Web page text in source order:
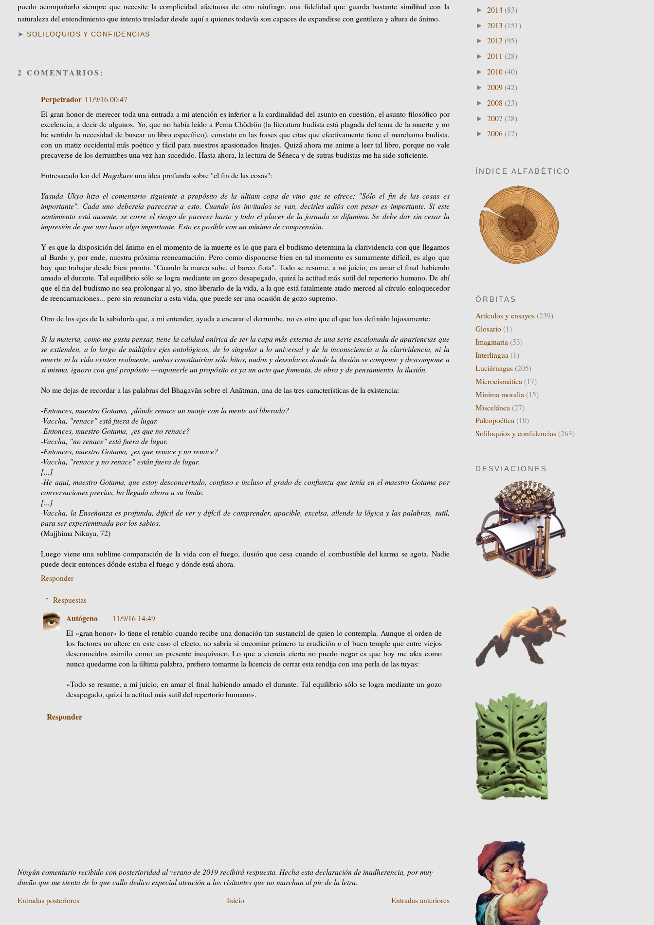
puedo acompañarlo siempre que necesite la complicidad afectuosa de otro náufrago, una fidelidad que guarda bastante similitud con la
naturaleza del entendimiento que intento trasladar desde aquí a quienes todavía son capaces de expandirse con gentileza y altura de ánimo.
➤SOLILOQUIOS Y CONFIDENCIAS
2 COMENTARIOS:
Perpetrador 11/9/16 00:47
El gran honor de merecer toda una entrada a mi atención es inferior a la cardinalidad del asunto en cuestión, el asunto filosófico por
excelencia, a decir de algunos. Yo, que no había leído a Pema Chödrön (la literatura budista está plagada del tema de la muerte y no
he sentido la necesidad de buscar un libro específico), constato en las frases que citas que efectivamente tiene el marchamo budista,
con un matiz occidental más poético y fácil para nuestros apasionados linajes. Quizá ahora me anime a leer tal libro, porque no vale
precaverse de los derrumbes una vez han sucedido. Hasta ahora, la lectura de Séneca y de sutras budistas me ha sido suficiente.
Entresacado leo del Hagakureuna idea profunda sobre "el fin de las cosas":
Yasuda Ukyo hizo el comentario siguiente a propósito de la últiam copa de vino que se ofrece: "Sólo el fin de las cosas es
importante". Cada uno debereía parecerse a esto. Cuando los invitados se van, decirles adiós con pesar es importante. Si este
sentimiento está ausente, se corre el riesgo de parecer harto y todo el placer de la jornada se difumina. Se debe dar sin cesar la
impresión de que uno hace algo importante. Esto es posible con un mínimo de comprensión.
Y es que la disposición del ánimo en el momento de la muerte es lo que para el budismo determina la clarividencia con que llegamos
al Bardo y, por ende, nuestra próxima reencarnación. Pero como disponerse bien en tal momento es sumamente difícil, es algo que
hay que trabajar desde bien pronto. "Cuando la marea sube, el barco flota". Todo se resume, a mi juicio, en amar el final habiendo
amado el durante. Tal equilibrio sólo se logra mediante un gozo desapegado, quizá la actitud más sutil del repertorio humano. De ahí
que el fin del budismo no sea prolongar al yo, sino liberarlo de la vida, a la que está fatalmente atado merced al círculo enloquecedor
de reencarnaciones... pero sin renunciar a esta vida, que puede ser una ocasión de gozo supremo.
Otro de los ejes de la sabiduría que, a mi entender, ayuda a encarar el derrumbe, no es otro que el que has definido lujosamente:
Si la materia, como me gusta pensar, tiene la calidad onírica de ser la capa más externa de una serie escalonada de apariencias que
se extienden, a lo largo de múltiples ejes ontológicos, de lo singular a lo universal y de la inconsciencia a la clarividencia, ni la
muerte ni la vida existen realmente, ambas constituirían sólo hitos, nudos y desenlaces donde la ilusión se compone y descompone a
sí misma, ignoro con qué propósito —suponerle un propósito es ya un acto que fomenta, de obra y de pensamiento, la ilusión.
No me dejas de recordar a las palabras del Bhagavān sobre el Anātman, una de las tres características de la existencia:
-Entonces, maestro Gotama, ¿dónde renace un monje con la mente así liberada?
-Vaccha, "renace" está fuera de lugar.
-Entonces, maestro Gotama, ¿es que no renace?
-Vaccha, "no renace" está fuera de lugar.
-Entonces, maestro Gotama, ¿es que renace y no renace?
-Vaccha, "renace y no renace" están fuera de lugar.
[...]
-He aquí, maestro Gotama, que estoy desconcertado, confuso e incluso el grado de confianza que tenía en el maestro Gotama por
conversaciones previas, ha llegado ahora a su límite.
[...]
-Vaccha, la Enseñanza es profunda, difícil de ver y difícil de comprender, apacible, excelsa, allende la lógica y las palabras, sutil,
para ser experiemtnada por los sabios.
(Majjhima Nikaya, 72)
Luego viene una sublime comparación de la vida con el fuego, ilusión que cesa cuando el combustible del karma se agota. Nadie
puede decir entonces dónde estaba el fuego y dónde está ahora.
Responder
Respuestas
Autógeno
11/9/16 14:49
El «gran honor» lo tiene el retablo cuando recibe una donación tan sustancial de quien lo contempla. Aunque el orden de
los factores no altere en este caso el efecto, no sabría si encomiar primero tu erudición o el buen temple que entre viejos
desconocidos asimilo como un presente inequívoco. Lo que a ciencia cierta no puedo negar es que hoy me afea como
nunca quedarme con la última palabra, prefiero tomarme la licencia de cerrar esta rendija con una perla de las tuyas:
«Todo se resume, a mi juicio, en amar el final habiendo amado el durante. Tal equilibrio sólo se logra mediante un gozo
desapegado, quizá la actitud más sutil del repertorio humano».
Responder
Ningún comentario recibido con posterioridad al verano de 2019 recibirá respuesta. Hecha esta declaración de inadherencia, por muy
dueño que me sienta de lo que callo dedico especial atención a los visitantes que no marchan al pie de la letra.
Entradas posteriores
Entradas anteriores
Inicio
► 2014 (83)
► 2013 (151)
► 2012 (95)
► 2011 (28)
► 2010 (40)
► 2009 (42)
► 2008 (23)
► 2007 (28)
► 2006 (17)
ÍNDICE ALFABÉTICO
ÓRBITAS
Artículos y ensayos (239)
Glosario (1)
Imaginaria (53)
Interlingua (1)
Luciérnagas (205)
Microcismática (17)
Minima moralia (15)
Miscelánea (27)
Paleopoética (10)
Soliloquios y confidencias (263)
DESVIACIONES